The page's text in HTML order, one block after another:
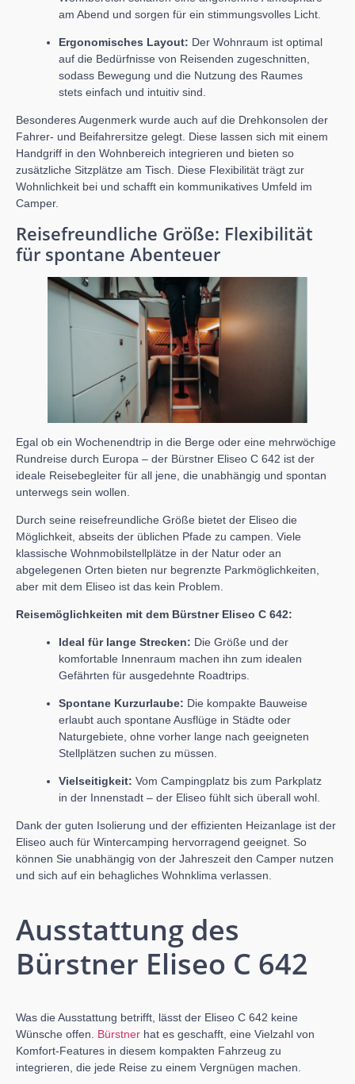
am Abend und sorgen für ein stimmungsvolles Licht.
Ergonomisches Layout: Der Wohnraum ist optimal
auf die Bedürfnisse von Reisenden zugeschnitten,
sodass Bewegung und die Nutzung des Raumes
stets einfach und intuitiv sind.
Besonderes Augenmerk wurde auch auf die Drehkonsolen der
Fahrer- und Beifahrersitze gelegt. Diese lassen sich mit einem
Handgriff in den Wohnbereich integrieren und bieten so
zusätzliche Sitzplätze am Tisch. Diese Flexibilität trägt zur
Wohnlichkeit bei und schafft ein kommunikatives Umfeld im
Camper.
Reisefreundliche Größe: Flexibilität
für spontane Abenteuer
Egal ob ein Wochenendtrip in die Berge oder eine mehrwöchige
Rundreise durch Europa – der Bürstner Eliseo C 642 ist der
ideale Reisebegleiter für all jene, die unabhängig und spontan
unterwegs sein wollen.
Durch seine reisefreundliche Größe bietet der Eliseo die
Möglichkeit, abseits der üblichen Pfade zu campen. Viele
klassische Wohnmobilstellplätze in der Natur oder an
abgelegenen Orten bieten nur begrenzte Parkmöglichkeiten,
aber mit dem Eliseo ist das kein Problem.
Reisemöglichkeiten mit dem Bürstner Eliseo C 642:
Ideal für lange Strecken: Die Größe und der
komfortable Innenraum machen ihn zum idealen
Gefährten für ausgedehnte Roadtrips.
Spontane Kurzurlaube: Die kompakte Bauweise
erlaubt auch spontane Ausflüge in Städte oder
Naturgebiete, ohne vorher lange nach geeigneten
Stellplätzen suchen zu müssen.
Vielseitigkeit: Vom Campingplatz bis zum Parkplatz
in der Innenstadt – der Eliseo fühlt sich überall wohl.
Dank der guten Isolierung und der effizienten Heizanlage ist der
Eliseo auch für Wintercamping hervorragend geeignet. So
können Sie unabhängig von der Jahreszeit den Camper nutzen
und sich auf ein behagliches Wohnklima verlassen.
Ausstattung des
Bürstner Eliseo C 642
Was die Ausstattung betrifft, lässt der Eliseo C 642 keine
Wünsche offen. Bürstner hat es geschafft, eine Vielzahl von
Komfort-Features in diesem kompakten Fahrzeug zu
integrieren, die jede Reise zu einem Vergnügen machen.